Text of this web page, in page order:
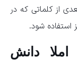
از کلماتی که در
استفاده شود.
املا دانش